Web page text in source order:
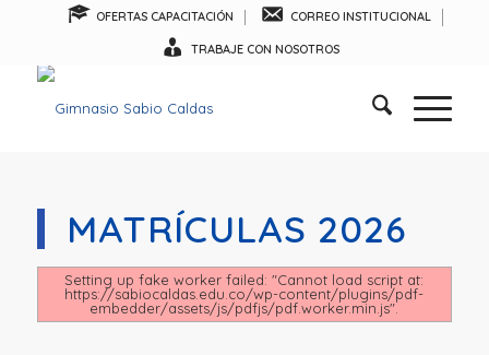
OFERTAS CAPACITACIÓN CORREO INSTITUCIONAL
TRABAJE CON NOSOTROS
MATRÍCULAS 2026
Setting up fake worker failed: "Cannot load script at:
https://sabiocaldas.edu.co/wp-content/plugins/pdf-
embedder/assets/js/pdfjs/pdf.worker.min.js".